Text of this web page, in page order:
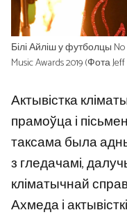
Білі Айліш у футболцы
Music Awards 2019 (Фота
Актывістка
прамоўца і
таксама была
з гледачамі,
кліматычнай
Ахмеда і